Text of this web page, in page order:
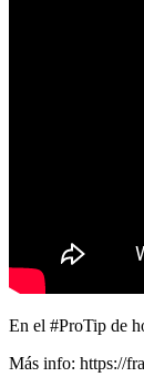
En el #ProTip de
Más info: https://